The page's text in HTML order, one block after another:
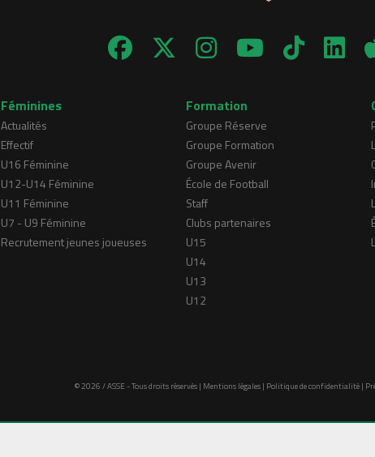
Féminines
Actualités
Effectif
U16 Féminine
U12-U14 Féminine
U11 Féminine
U7 - U9 Féminine
Recrutement jeunes joueuses
Formation
Groupe Réserve
Groupe Formation
Groupe Avenir
École de Football
Staff
Clubs partenaires
U15
U14
U13
U12
© 2026 / ASSE - Tous droits réservés | Mentions légales| Politique de confidentialité|